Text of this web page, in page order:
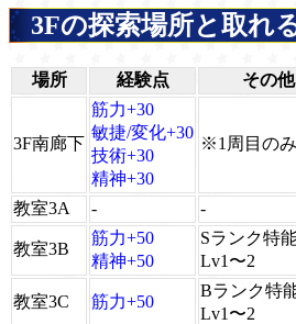
3Fの探索場所と取れ
場所 経験点 その他
3F南廊下
筋力+30
敏捷/変化+30
技術+30
精神+30
※1周目のみ
教室3A - -
教室3B
筋力+50
精神+50
Sランク特
Lv1〜2
教室3C 筋力+50
Bランク特
Lv1〜2